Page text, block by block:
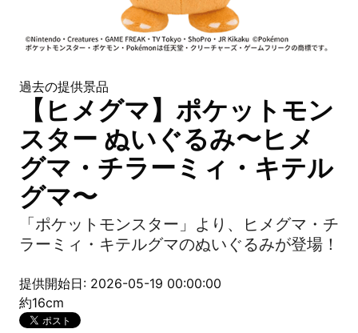
過去の提供景品
【ヒメグマ】ポケットモン
スター ぬいぐるみ〜ヒメ
グマ・チラーミィ・キテル
グマ〜
「ポケットモンスター」より、ヒメグマ・チ
ラーミィ・キテルグマのぬいぐるみが登場！
提供開始日: 2026-05-19 00:00:00
約16cm